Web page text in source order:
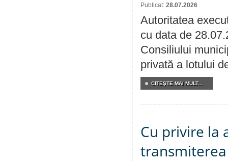
Publicat: 28.07.2026
Autoritatea
cu data de
Consiliului
privată a lotului
CITEŞTE MAI MULT...
Cu privire la